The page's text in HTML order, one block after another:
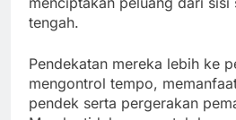
tengah.
Pendekatan mereka lebih ke
mengontrol tempo,
pendek serta pergerakan